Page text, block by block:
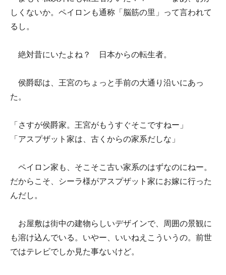
しくないか。ペイロンも通称「脳筋の里」って言われて
るし。
絶対昔にいたよね？ 日本からの転生者。
侯爵邸は、王宮のちょっと手前の大通り沿いにあっ
た。
「さすが侯爵家。王宮がもうすぐそこですねー」
「アスプザット家は、古くからの家系だしな」
ペイロン家も、そこそこ古い家系のはずなのにねー。
だからこそ、シーラ様がアスプザット家にお嫁に行った
んだし。
お屋敷は街中の建物らしいデザインで、周囲の景観に
も溶け込んでいる。いやー、いいねえこういうの。前世
ではテレビでしか見た事ないけど。